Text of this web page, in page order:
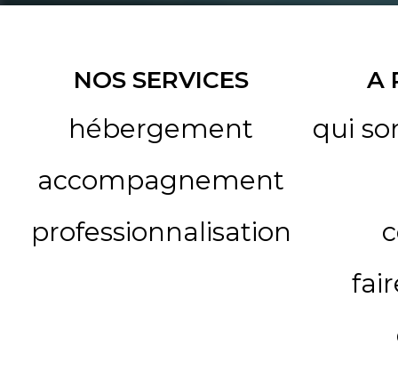
NOS SERVICES
hébergement
accompagnement
professionnalisation
A
qui